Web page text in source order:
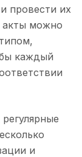
провести их
акты можно
каждый
и